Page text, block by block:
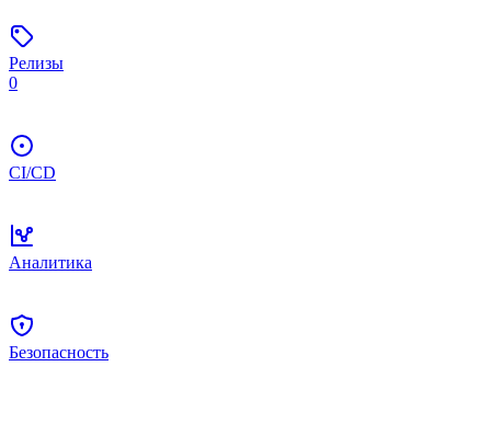
Релизы
0
CI/CD
Аналитика
Безопасность